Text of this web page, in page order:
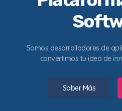
Somos desarrolladores de
convertimos tu idea de
Saber Más